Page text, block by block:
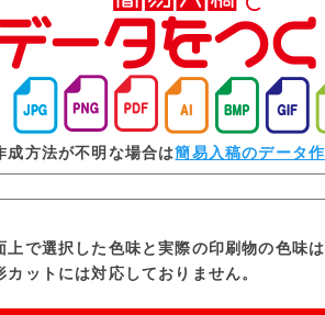
成方法が不明な場合は簡易入稿のデータ
上で選択した色味と実際の印刷物の色味
カットには対応しておりません。